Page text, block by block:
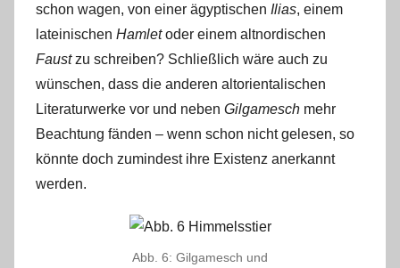
schon wagen, von einer ägyptischen Ilias, einem
lateinischen Hamletoder einem altnordischen
Faustzu schreiben? Schließlich wäre auch zu
wünschen, dass die anderen altorientalischen
Literaturwerke vor und neben Gilgamesch mehr
Beachtung fänden – wenn schon nicht gelesen, so
könnte doch zumindest ihre Existenz anerkannt
werden.
Abb. 6: Gilgamesch und